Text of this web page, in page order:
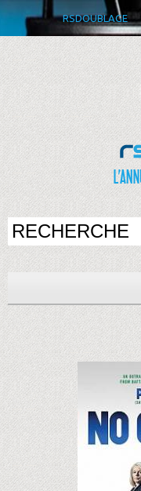
RSDOUBLAGE